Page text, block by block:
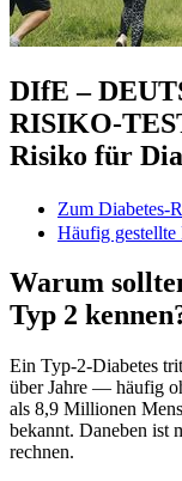
DIfE –
RISIKO-
Risiko für
Zum Diabetes-
Häufig gestellte
Warum
Typ 2
Ein Typ-2-Diabetes
über Jahre — häufig
als 8,9 Millionen
bekannt. Daneben ist
rechnen.